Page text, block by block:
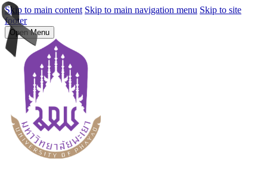
Skip to main content Skip to main navigation menu Skip to site
footer
Open Menu